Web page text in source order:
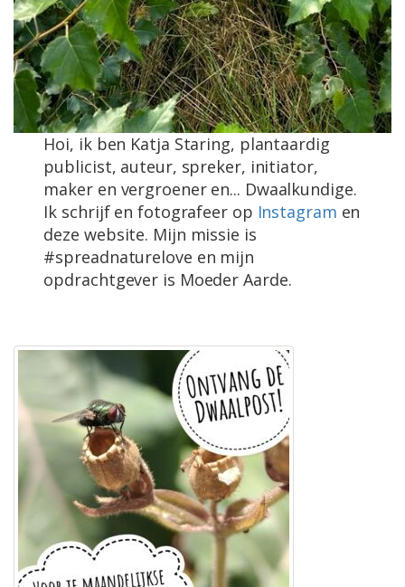
Hoi, ik ben Katja Staring, plantaardig
publicist, auteur, spreker, initiator,
maker en vergroener en... Dwaalkundige.
Ik schrijf en fotografeer op Instagram en
deze website. Mijn missie is
#spreadnaturelove en mijn
opdrachtgever is Moeder Aarde.